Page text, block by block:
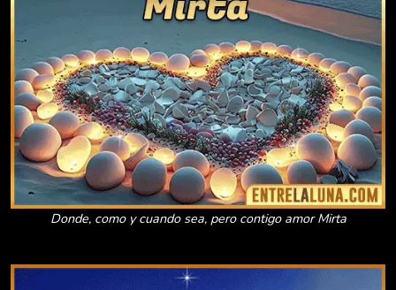
Donde, como y cuando sea, pero contigo amor Mirta